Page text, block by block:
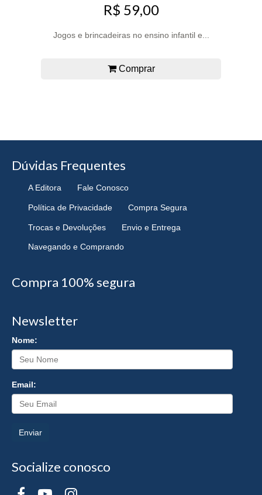
R$ 59,00
Jogos e brincadeiras no ensino infantil e...
Comprar
Dúvidas Frequentes
A Editora Fale Conosco
Política de Privacidade Compra Segura
Trocas e Devoluções Envio e Entrega
Navegando e Comprando
Compra 100% segura
Newsletter
Nome:
Email:
Enviar
Socialize conosco